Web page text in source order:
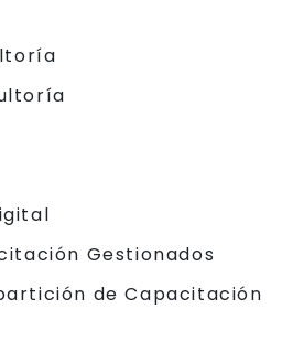
Gestionados
de Capacitación